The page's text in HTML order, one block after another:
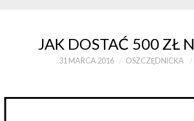
JAK DOSTAĆ 500 ZŁ
31 MARCA 2016 OSZCZĘDNICKA